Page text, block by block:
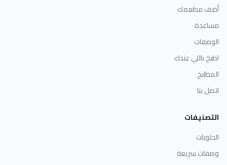
أضف مطعمك
مساعدة
الوصفات
اطبخ باللي عندك
المطابخ
اتصل بنا
التصنيفات
الحلويات
وصفات سريعة